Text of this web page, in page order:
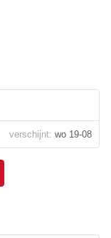
verschijnt: wo 19-08